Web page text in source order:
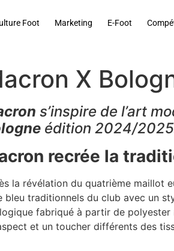
Foot Marketing E-Foot
X
s’inspire de l’art
édition 2024/
recrée la
la révélation du quatrième maillot
bleu traditionnels du club avec un
fabriqué à partir de
et un toucher différents des